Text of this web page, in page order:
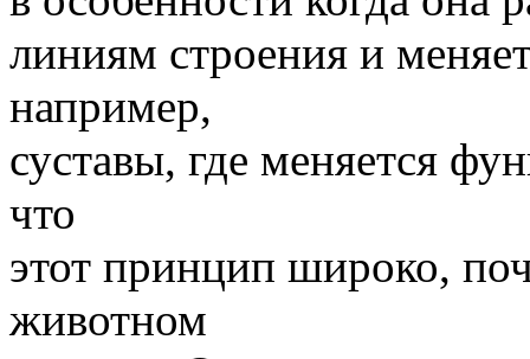
линиям строения и
например,
суставы, где меняется
что
этот принцип широко,
животном